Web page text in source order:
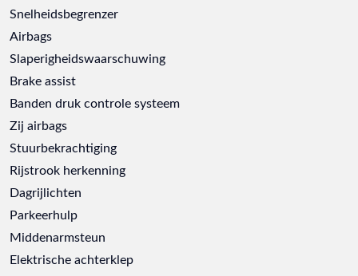
Snelheidsbegrenzer
Airbags
Slaperigheidswaarschuwing
Brake assist
Banden druk controle systeem
Zij airbags
Stuurbekrachtiging
Rijstrook herkenning
Dagrijlichten
Parkeerhulp
Middenarmsteun
Elektrische achterklep